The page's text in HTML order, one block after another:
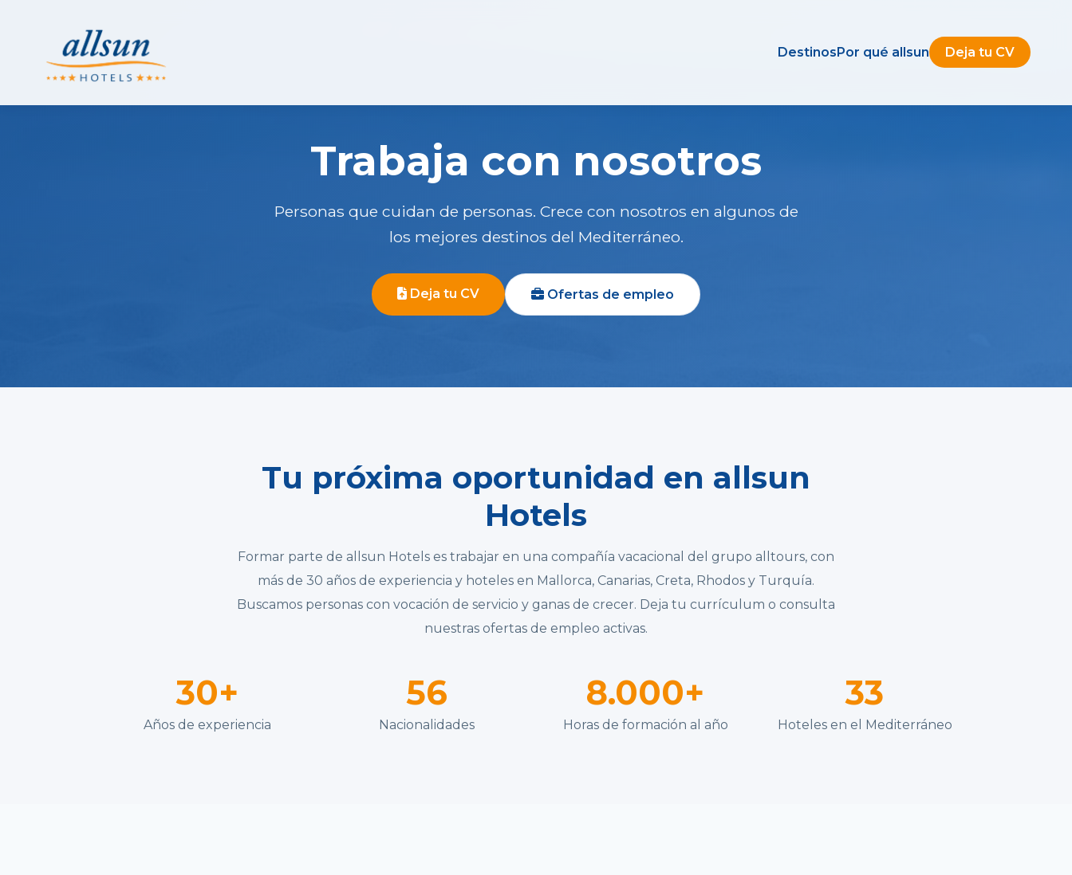
Destinos Por qué allsun Deja tu CV
Trabaja con nosotros
Personas que cuidan de personas. Crece con nosotros en algunos de
los mejores destinos del Mediterráneo.
Deja tu CV Ofertas de empleo
Tu próxima oportunidad en allsun
Hotels
Formar parte de allsun Hotels es trabajar en una compañía vacacional del grupo alltours, con
más de 30 años de experiencia y hoteles en Mallorca, Canarias, Creta, Rhodos y Turquía.
Buscamos personas con vocación de servicio y ganas de crecer. Deja tu currículum o consulta
nuestras ofertas de empleo activas.
30+
Años de experiencia
56
Nacionalidades
8.000+
Horas de formación al año
33
Hoteles en el Mediterráneo